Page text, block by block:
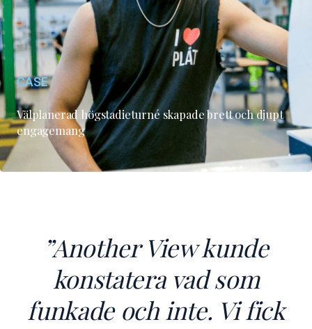
CASE
Välplanerad högstadieturné skapade brett och djupt
engagemang
”Another View kunde
konstatera vad som
funkade och inte. Vi fick